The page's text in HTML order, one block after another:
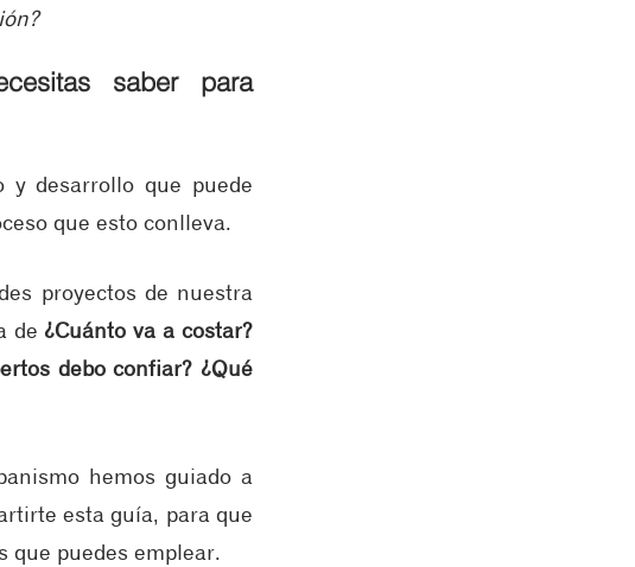
saber para
y desarrollo que puede
que esto conlleva.
proyectos de nuestra
de ¿Cuánto va a costar?
debo confiar? ¿Qué
hemos guiado a
esta guía, para que
que puedes emplear.